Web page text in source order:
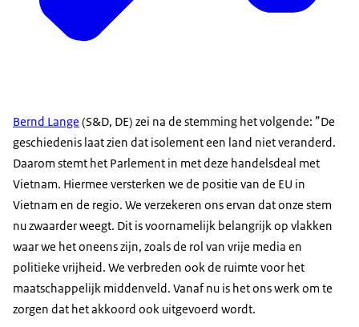
Bernd Lange (S&D, DE) zei na de stemming het volgende: ”De
geschiedenis laat zien dat isolement een land niet veranderd.
Daarom stemt het Parlement in met deze handelsdeal met
Vietnam. Hiermee versterken we de positie van de EU in
Vietnam en de regio. We verzekeren ons ervan dat onze stem
nu zwaarder weegt. Dit is voornamelijk belangrijk op vlakken
waar we het oneens zijn, zoals de rol van vrije media en
politieke vrijheid. We verbreden ook de ruimte voor het
maatschappelijk middenveld. Vanaf nu is het ons werk om te
zorgen dat het akkoord ook uitgevoerd wordt.